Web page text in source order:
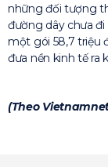
những đối tượng
đường dây chưa
một gói 58,7 triệu
đưa nền kinh tế ra
(Theo